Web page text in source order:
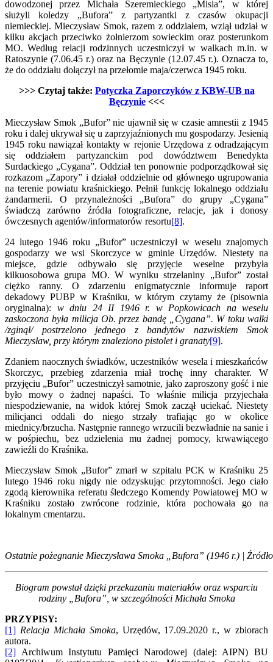
dowodzonej przez Michała Szeremieckiego „Misia”, w której
służyli koledzy „Bufora” z partyzantki z czasów okupacji
niemieckiej. Mieczysław Smok, razem z oddziałem, wziął udział w
kilku akcjach przeciwko żołnierzom sowieckim oraz posterunkom
MO. Według relacji rodzinnych uczestniczył w walkach m.in. w
Ratoszynie (7.06.45 r.) oraz na Bęczynie (12.07.45 r.). Oznacza to,
że do oddziału dołączył na przełomie maja/czerwca 1945 roku.
>>> Czytaj także: Potyczka Zaporczyków z KBW-UB na
Bęczynie<<<
Mieczysław Smok „Bufor” nie ujawnił się w czasie amnestii z 1945
roku i dalej ukrywał się u zaprzyjaźnionych mu gospodarzy. Jesienią
1945 roku nawiązał kontakty w rejonie Urzędowa z odradzającym
się oddziałem partyzanckim pod dowództwem Benedykta
Surdackiego „Cygana”. Oddział ten ponownie podporządkował się
rozkazom „Zapory” i działał oddzielnie od głównego ugrupowania
na terenie powiatu kraśnickiego. Pełnił funkcję lokalnego oddziału
żandarmerii. O przynależności „Bufora” do grupy „Cygana”
świadczą zarówno źródła fotograficzne, relacje, jak i donosy
ówczesnych agentów/informatorów resortu[8].
24 lutego 1946 roku „Bufor” uczestniczył w weselu znajomych
gospodarzy we wsi Skorczyce w gminie Urzędów. Niestety na
miejsce, gdzie odbywało się przyjęcie weselne przybyła
kilkuosobowa grupa MO. W wyniku strzelaniny „Bufor” został
ciężko ranny. O zdarzeniu enigmatycznie informuje raport
dekadowy PUBP w Kraśniku, w którym czytamy że (pisownia
oryginalna): w dniu 24 II 1946 r. w Popkowicach na weselu
zaskoczona była milicja Ob. przez bandę „Cygana”. W toku walki
/zginął/ postrzelono jednego z bandytów nazwiskiem Smok
Mieczysław, przy którym znaleziono pistolet i granaty[9].
Zdaniem naocznych świadków, uczestników wesela i mieszkańców
Skorczyc, przebieg zdarzenia miał trochę inny charakter. W
przyjęciu „Bufor” uczestniczył samotnie, jako zaproszony gość i nie
było mowy o żadnej napaści. To właśnie milicja przyjechała
niespodziewanie, na widok której Smok zaczął uciekać. Niestety
milicjanci oddali do niego strzały trafiając go w okolice
miednicy/brzucha. Następnie rannego wrzucili bezwładnie na sanie i
w pośpiechu, bez udzielenia mu żadnej pomocy, krwawiącego
zawieźli do Kraśnika.
Mieczysław Smok „Bufor” zmarł w szpitalu PCK w Kraśniku 25
lutego 1946 roku nigdy nie odzyskując przytomności. Jego ciało
zgodą kierownika referatu śledczego Komendy Powiatowej MO w
Kraśniku zostało zwrócone rodzinie, która pochowała go na
lokalnym cmentarzu.
Ostatnie pożegnanie Mieczysława Smoka „Bufora” (1946 r.) |
Biogram powstał dzięki przekazaniu materiałów oraz wsparciu
rodziny „Bufora”, w szczególności Michała Smoka
PRZYPISY:
[1] Relacja Michała Smoka, Urzędów, 17.09.2020 r., w zbiorach
autora.
[2] Archiwum Instytutu Pamięci Narodowej (dalej: AIPN) BU